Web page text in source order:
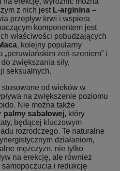
z nich jest L-arginina –
przepływ krwi i wspiera
komponentem jest
właściwości pobudzających
, kolejny popularny
„peruwiańskim żeń-szeniem” i
zwiększania siły,
seksualnych.
stosowane od wieków w
na zwiększenie poziomu
Nie można także
palmy sabałowej, który
będącej kluczowym
rozrodczego. Te naturalne
działaniom,
mężczyzn, nie tylko
na erekcję, ale również
i redukcję